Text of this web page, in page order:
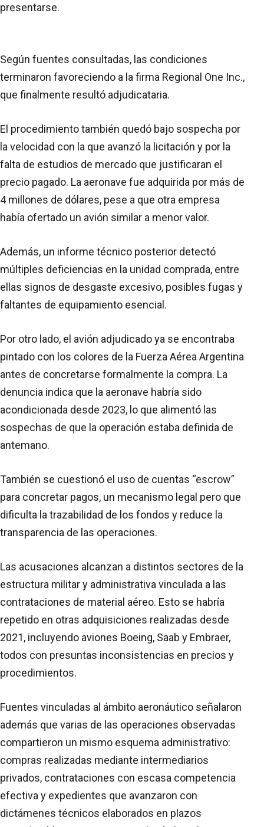
presentarse.
Según fuentes consultadas, las condiciones
terminaron favoreciendo a la firma Regional One Inc.,
que finalmente resultó adjudicataria.
El procedimiento también quedó bajo sospecha por
la velocidad con la que avanzó la licitación y por la
falta de estudios de mercado que justificaran el
precio pagado. La aeronave fue adquirida por más de
4 millones de dólares, pese a que otra empresa
había ofertado un avión similar a menor valor.
Además, un informe técnico posterior detectó
múltiples deficiencias en la unidad comprada, entre
ellas signos de desgaste excesivo, posibles fugas y
faltantes de equipamiento esencial.
Por otro lado, el avión adjudicado ya se encontraba
pintado con los colores de la Fuerza Aérea Argentina
antes de concretarse formalmente la compra. La
denuncia indica que la aeronave habría sido
acondicionada desde 2023, lo que alimentó las
sospechas de que la operación estaba definida de
antemano.
También se cuestionó el uso de cuentas “escrow”
para concretar pagos, un mecanismo legal pero que
dificulta la trazabilidad de los fondos y reduce la
transparencia de las operaciones.
Las acusaciones alcanzan a distintos sectores de la
estructura militar y administrativa vinculada a las
contrataciones de material aéreo. Esto se habría
repetido en otras adquisiciones realizadas desde
2021, incluyendo aviones Boeing, Saab y Embraer,
todos con presuntas inconsistencias en precios y
procedimientos.
Fuentes vinculadas al ámbito aeronáutico señalaron
además que varias de las operaciones observadas
compartieron un mismo esquema administrativo:
compras realizadas mediante intermediarios
privados, contrataciones con escasa competencia
efectiva y expedientes que avanzaron con
dictámenes técnicos elaborados en plazos